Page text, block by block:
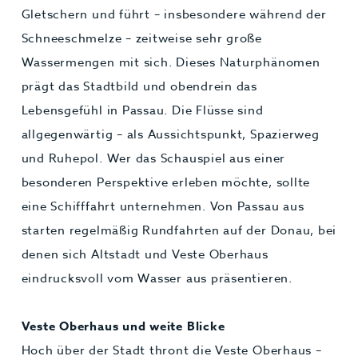
Gletschern und führt – insbesondere während der
Schneeschmelze – zeitweise sehr große
Wassermengen mit sich. Dieses Naturphänomen
prägt das Stadtbild und obendrein das
Lebensgefühl in Passau. Die Flüsse sind
allgegenwärtig – als Aussichtspunkt, Spazierweg
und Ruhepol. Wer das Schauspiel aus einer
besonderen Perspektive erleben möchte, sollte
eine Schifffahrt unternehmen. Von Passau aus
starten regelmäßig Rundfahrten auf der Donau, bei
denen sich Altstadt und Veste Oberhaus
eindrucksvoll vom Wasser aus präsentieren.
Veste Oberhaus und weite Blicke
Hoch über der Stadt thront die Veste Oberhaus –